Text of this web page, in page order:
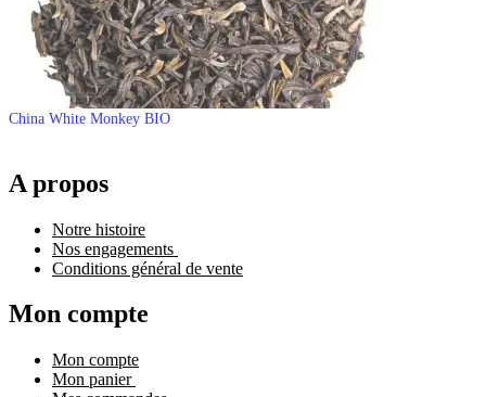
China White Monkey BIO
A propos
Notre histoire
Nos engagements
Conditions général de vente
Mon compte
Mon compte
Mon panier